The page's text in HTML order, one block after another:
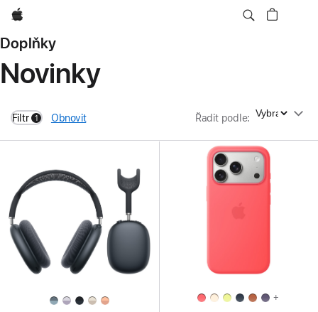
Apple
Doplňky
Novinky
Filtr 1
filters active
Obnovit Řadit podle: Řadit podle
+